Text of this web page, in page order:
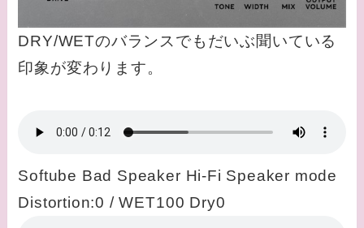
DRY/WETのバランスでもだいぶ聞いている
印象が変わります。
Softube Bad Speaker Hi-Fi Speaker mode
Distortion:0 / WET100 Dry0